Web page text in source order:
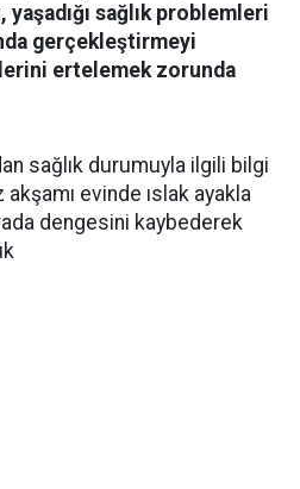
sağlık problemleri
gerçekleştirmeyi
ertelemek zorunda
sağlık durumuyla ilgili bilgi
evinde ıslak ayakla
dengesini kaybederek